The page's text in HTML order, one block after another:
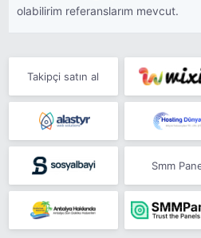
olabilirim referanslarım mevcut.
Takipçi satın al
Smm